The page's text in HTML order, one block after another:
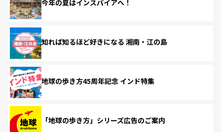
今年の夏はインスパイアへ！
知れば知るほど好きになる 湘南・江の島
地球の歩き方45周年記念 インド特集
「地球の歩き方」シリーズ広告のご案内